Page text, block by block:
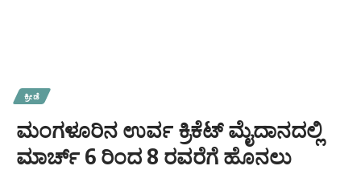
ಕ್ರೀಡೆ
ಮಂಗಳೂರಿನ ಉರ್ವ ಕ್ರಿಕೆಟ್ ಮೈದಾನದಲ್ಲಿ
ಮಾರ್ಚ್ 6 ರಿಂದ 8 ರವರೆಗೆ ಹೊನಲು